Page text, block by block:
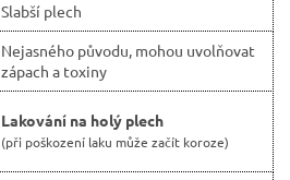
Slabší plech
Nejasného původu, mohou uvolňovat
zápach a toxiny
Lakování na holý plech
(při poškození laku může začít koroze)